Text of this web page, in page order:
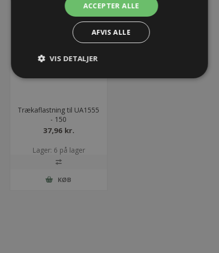
Trækaflastning til UA1555
- 150
37,96 kr.
Lager: 6 på lager
KØB
ACCEPTER ALLE
AFVIS ALLE
VIS DETALJER